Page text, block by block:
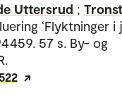
Uttersrud ;
‘Flyktninger i
57 s. By- og